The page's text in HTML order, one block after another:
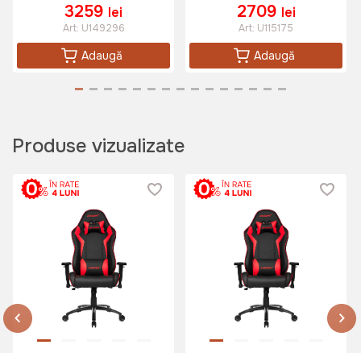
3259 lei
Art: U149296
Adaugă
2709 lei
Art: U115175
Adaugă
Produse vizualizate